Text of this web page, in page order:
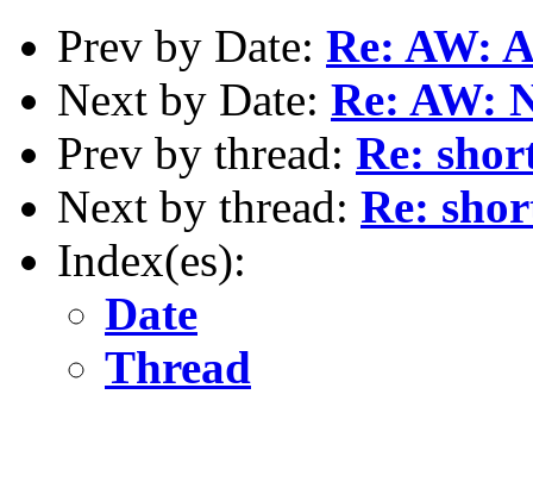
Prev by Date: Re: AW:
Next by Date: Re: AW:
Prev by thread: Re:
Next by thread: Re:
Index(es):
Date
Thread